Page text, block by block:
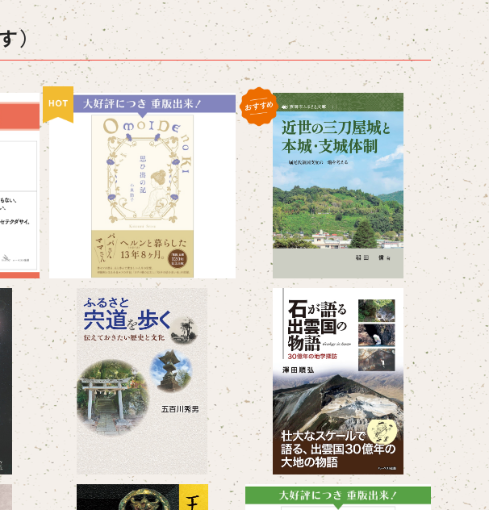
）
ば
思ひ出の記
¥1,760
雲南市ふるさと文庫１ 近世の
三刀屋城と本城・支城体制 ─
堀尾氏領国支配の一端を考え
る─
¥550
展図
ふるさと宍道を歩く
¥1,320
石が語る出雲国の物語 30億
年の地学探訪
¥2,970